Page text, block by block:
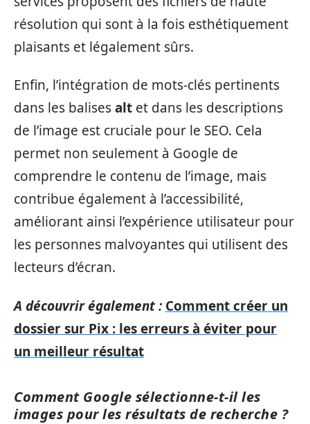
résolution qui sont à la fois esthétiquement
plaisants et légalement sûrs.
Enfin, l’intégration de mots-clés pertinents
dans les balisesalt et dans les descriptions
de l’image est cruciale pour le SEO. Cela
permet non seulement à Google de
comprendre le contenu de l’image, mais
contribue également à l’accessibilité,
améliorant ainsi l’expérience utilisateur pour
les personnes malvoyantes qui utilisent des
lecteurs d’écran.
A découvrir également : Comment créer un
dossier sur Pix : les erreurs à éviter pour
un meilleur résultat
Comment Google sélectionne-t-il les
images pour les résultats de recherche ?